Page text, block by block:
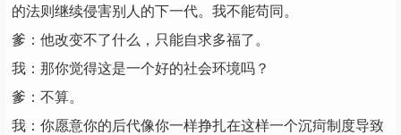
的法则继续侵害别人的下一代。我不能苟同。
爹：他改变不了什么，只能自求多福了。
我：那你觉得这是一个好的社会环境吗？
爹：不算。
我：你愿意你的后代像你一样挣扎在这样一个沉疴制度导致